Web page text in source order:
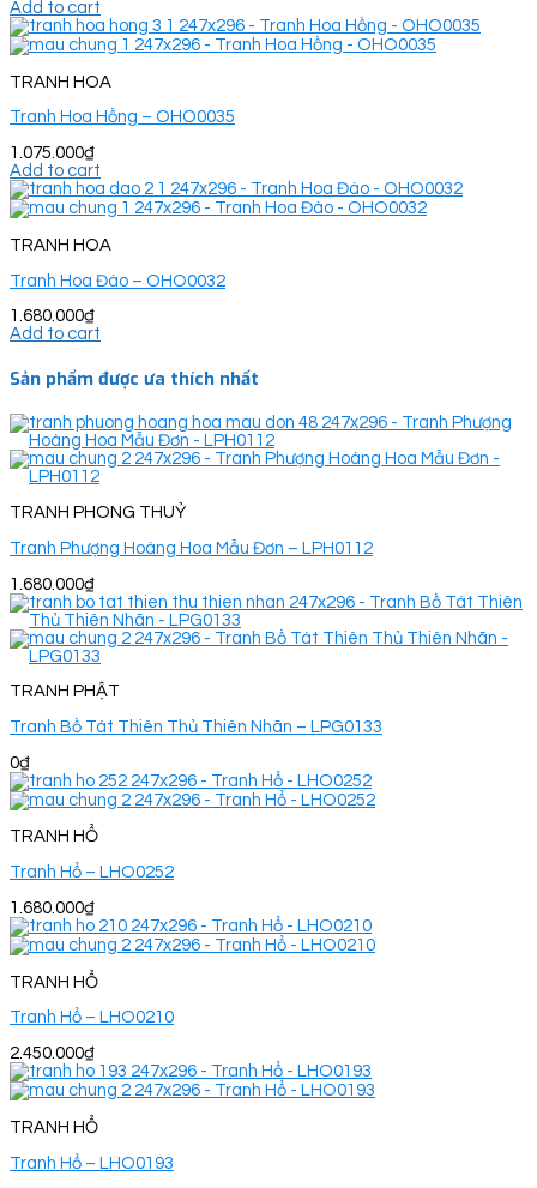
Add to cart
TRANH HOA
Tranh Hoa Hồng – OHO0035
1.075.000₫
Add to cart
TRANH HOA
Tranh Hoa Đào – OHO0032
1.680.000₫
Add to cart
Sản phẩm được ưa thích nhất
TRANH PHONG THUỶ
Tranh Phượng Hoàng Hoa Mẫu Đơn – LPH0112
1.680.000₫
TRANH PHẬT
Tranh Bồ Tát Thiên Thủ Thiên Nhãn – LPG0133
0₫
TRANH HỔ
Tranh Hổ – LHO0252
1.680.000₫
TRANH HỔ
Tranh Hổ – LHO0210
2.450.000₫
TRANH HỔ
Tranh Hổ – LHO0193